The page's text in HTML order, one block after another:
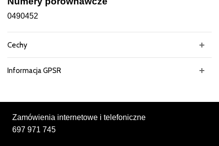
0490452
Cechy
Informacja GPSR
Zamówienia internetowe i telefoniczne
697 971 745